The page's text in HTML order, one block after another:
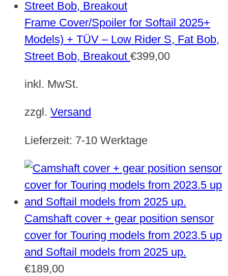
Frame Cover/Spoiler for Softail 2025+
Models) + TÜV – Low Rider S, Fat Bob,
Street Bob, Breakout €399,00
inkl. MwSt.
zzgl. Versand
Lieferzeit: 7-10 Werktage
Camshaft cover + gear position sensor
cover for Touring models from 2023.5 up
and Softail models from 2025 up.
€189,00